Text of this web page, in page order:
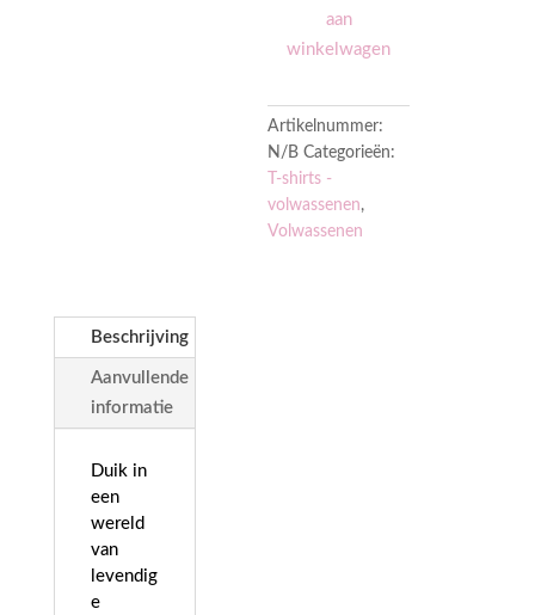
aantal
aan
winkelwagen
Artikelnummer:
N/B Categorieën:
T-shirts -
volwassenen,
Volwassenen
Beschrijving
Aanvullende
informatie
Duik in
een
wereld
van
levendig
e